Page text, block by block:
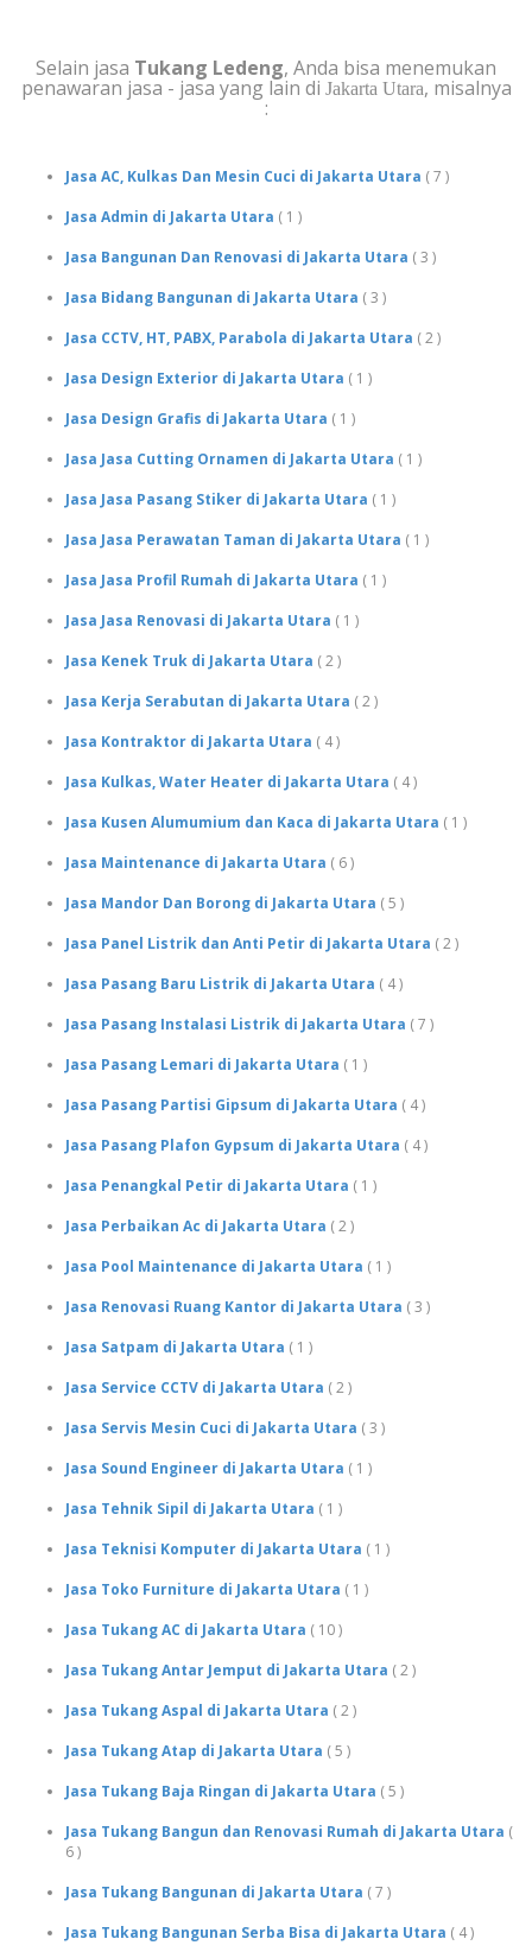
Selain jasa Tukang Ledeng, Anda bisa menemukan
penawaran jasa - jasa yang lain di Jakarta Utara, misalnya
:
Jasa AC, Kulkas Dan Mesin Cuci di Jakarta Utara ( 7 )
Jasa Admin di Jakarta Utara ( 1 )
Jasa Bangunan Dan Renovasi di Jakarta Utara ( 3 )
Jasa Bidang Bangunan di Jakarta Utara ( 3 )
Jasa CCTV, HT, PABX, Parabola di Jakarta Utara ( 2 )
Jasa Design Exterior di Jakarta Utara ( 1 )
Jasa Design Grafis di Jakarta Utara ( 1 )
Jasa Jasa Cutting Ornamen di Jakarta Utara ( 1 )
Jasa Jasa Pasang Stiker di Jakarta Utara ( 1 )
Jasa Jasa Perawatan Taman di Jakarta Utara ( 1 )
Jasa Jasa Profil Rumah di Jakarta Utara ( 1 )
Jasa Jasa Renovasi di Jakarta Utara ( 1 )
Jasa Kenek Truk di Jakarta Utara ( 2 )
Jasa Kerja Serabutan di Jakarta Utara ( 2 )
Jasa Kontraktor di Jakarta Utara ( 4 )
Jasa Kulkas, Water Heater di Jakarta Utara ( 4 )
Jasa Kusen Alumumium dan Kaca di Jakarta Utara ( 1 )
Jasa Maintenance di Jakarta Utara ( 6 )
Jasa Mandor Dan Borong di Jakarta Utara ( 5 )
Jasa Panel Listrik dan Anti Petir di Jakarta Utara ( 2 )
Jasa Pasang Baru Listrik di Jakarta Utara ( 4 )
Jasa Pasang Instalasi Listrik di Jakarta Utara ( 7 )
Jasa Pasang Lemari di Jakarta Utara ( 1 )
Jasa Pasang Partisi Gipsum di Jakarta Utara ( 4 )
Jasa Pasang Plafon Gypsum di Jakarta Utara ( 4 )
Jasa Penangkal Petir di Jakarta Utara ( 1 )
Jasa Perbaikan Ac di Jakarta Utara ( 2 )
Jasa Pool Maintenance di Jakarta Utara ( 1 )
Jasa Renovasi Ruang Kantor di Jakarta Utara ( 3 )
Jasa Satpam di Jakarta Utara ( 1 )
Jasa Service CCTV di Jakarta Utara ( 2 )
Jasa Servis Mesin Cuci di Jakarta Utara ( 3 )
Jasa Sound Engineer di Jakarta Utara ( 1 )
Jasa Tehnik Sipil di Jakarta Utara ( 1 )
Jasa Teknisi Komputer di Jakarta Utara ( 1 )
Jasa Toko Furniture di Jakarta Utara ( 1 )
Jasa Tukang AC di Jakarta Utara ( 10 )
Jasa Tukang Antar Jemput di Jakarta Utara ( 2 )
Jasa Tukang Aspal di Jakarta Utara ( 2 )
Jasa Tukang Atap di Jakarta Utara ( 5 )
Jasa Tukang Baja Ringan di Jakarta Utara ( 5 )
Jasa Tukang Bangun dan Renovasi Rumah di Jakarta Utara (
6 )
Jasa Tukang Bangunan di Jakarta Utara ( 7 )
Jasa Tukang Bangunan Serba Bisa di Jakarta Utara ( 4 )